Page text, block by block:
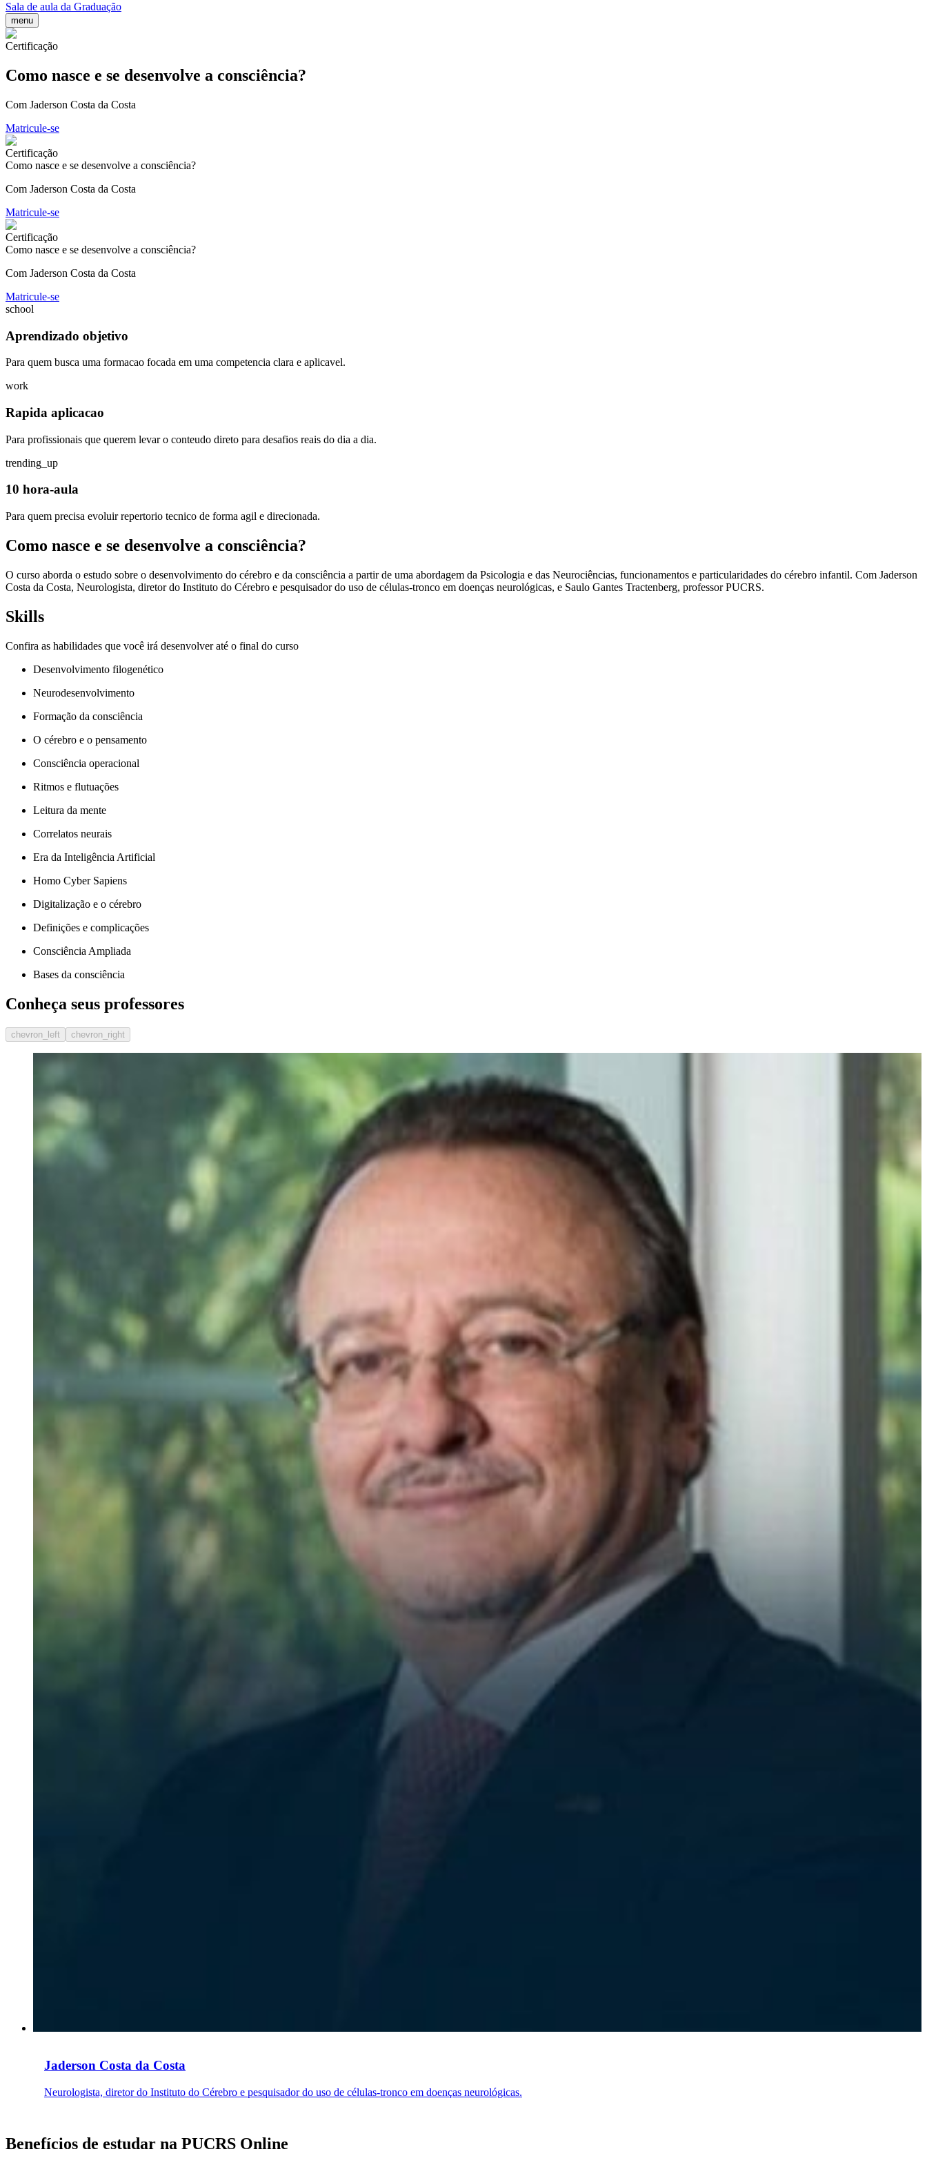
Sala de aula da Graduação
menu
Certificação
Como nasce e se desenvolve a consciência?
Com Jaderson Costa da Costa
Matricule-se
Certificação
Como nasce e se desenvolve a consciência?
Com Jaderson Costa da Costa
Matricule-se
Certificação
Como nasce e se desenvolve a consciência?
Com Jaderson Costa da Costa
Matricule-se
school
Aprendizado objetivo
Para quem busca uma formacao focada em uma competencia clara e aplicavel.
work
Rapida aplicacao
Para profissionais que querem levar o conteudo direto para desafios reais do dia a dia.
trending_up
10 hora-aula
Para quem precisa evoluir repertorio tecnico de forma agil e direcionada.
Como nasce e se desenvolve a consciência?
O curso aborda o estudo sobre o desenvolvimento do cérebro e da consciência a partir de uma abordagem da Psicologia e das Neurociências, funcionamentos e particularidades do cérebro infantil. Com Jaderson
Costa da Costa, Neurologista, diretor do Instituto do Cérebro e pesquisador do uso de células-tronco em doenças neurológicas, e Saulo Gantes Tractenberg, professor PUCRS.
Skills
Confira as habilidades que você irá desenvolver até o final do curso
Desenvolvimento filogenético
Neurodesenvolvimento
Formação da consciência
O cérebro e o pensamento
Consciência operacional
Ritmos e flutuações
Leitura da mente
Correlatos neurais
Era da Inteligência Artificial
Homo Cyber Sapiens
Digitalização e o cérebro
Definições e complicações
Consciência Ampliada
Bases da consciência
Conheça seus professores
chevron_left chevron_right
Jaderson Costa da Costa
Neurologista, diretor do Instituto do Cérebro e pesquisador do uso de células-tronco em doenças neurológicas.
Benefícios de estudar na PUCRS Online